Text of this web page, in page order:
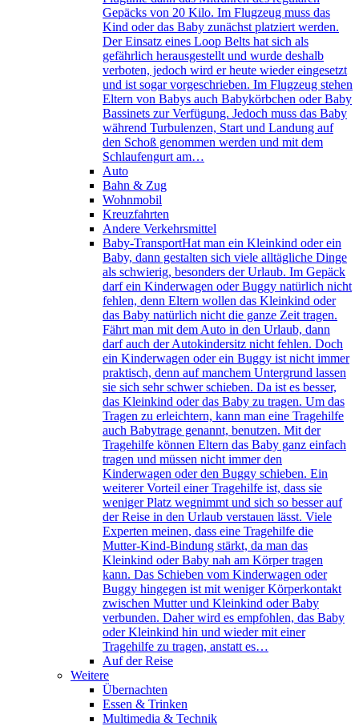
Gepäcks von 20 Kilo. Im Flugzeug muss das
Kind oder das Baby zunächst platziert werden.
Der Einsatz eines Loop Belts hat sich als
gefährlich herausgestellt und wurde deshalb
verboten, jedoch wird er heute wieder eingesetzt
und ist sogar vorgeschrieben. Im Flugzeug stehen
Eltern von Babys auch Babykörbchen oder Baby
Bassinets zur Verfügung. Jedoch muss das Baby
während Turbulenzen, Start und Landung auf
den Schoß genommen werden und mit dem
Schlaufengurt am…
Auto
Bahn & Zug
Wohnmobil
Kreuzfahrten
Andere Verkehrsmittel
Baby-TransportHat man ein Kleinkind oder ein
Baby, dann gestalten sich viele alltägliche Dinge
als schwierig, besonders der Urlaub. Im Gepäck
darf ein Kinderwagen oder Buggy natürlich nicht
fehlen, denn Eltern wollen das Kleinkind oder
das Baby natürlich nicht die ganze Zeit tragen.
Fährt man mit dem Auto in den Urlaub, dann
darf auch der Autokindersitz nicht fehlen. Doch
ein Kinderwagen oder ein Buggy ist nicht immer
praktisch, denn auf manchem Untergrund lassen
sie sich sehr schwer schieben. Da ist es besser,
das Kleinkind oder das Baby zu tragen. Um das
Tragen zu erleichtern, kann man eine Tragehilfe
auch Babytrage genannt, benutzen. Mit der
Tragehilfe können Eltern das Baby ganz einfach
tragen und müssen nicht immer den
Kinderwagen oder den Buggy schieben. Ein
weiterer Vorteil einer Tragehilfe ist, dass sie
weniger Platz wegnimmt und sich so besser auf
der Reise in den Urlaub verstauen lässt. Viele
Experten meinen, dass eine Tragehilfe die
Mutter-Kind-Bindung stärkt, da man das
Kleinkind oder Baby nah am Körper tragen
kann. Das Schieben vom Kinderwagen oder
Buggy hingegen ist mit weniger Körperkontakt
zwischen Mutter und Kleinkind oder Baby
verbunden. Daher wird es empfohlen, das Baby
oder Kleinkind hin und wieder mit einer
Tragehilfe zu tragen, anstatt es…
Auf der Reise
Weitere
Übernachten
Essen & Trinken
Multimedia & Technik